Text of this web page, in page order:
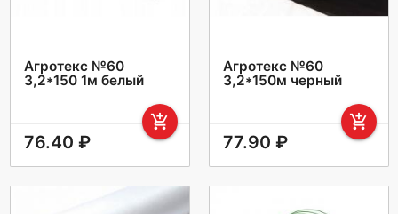
Агротекс №60
3,2*150 1м белый
add_shopping_cart
76.40 ₽
Агротекс №60
3,2*150м черный
add_shopping_cart
77.90 ₽